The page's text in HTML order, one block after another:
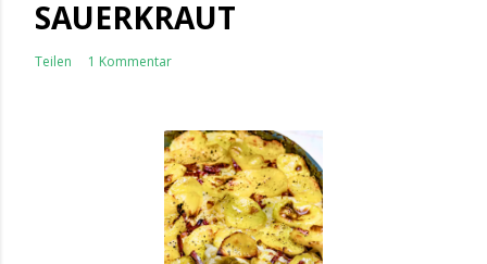
SAUERKRAUT
Teilen 1 Kommentar